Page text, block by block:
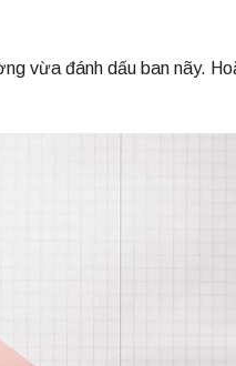
vừa đánh dấu ban nãy.